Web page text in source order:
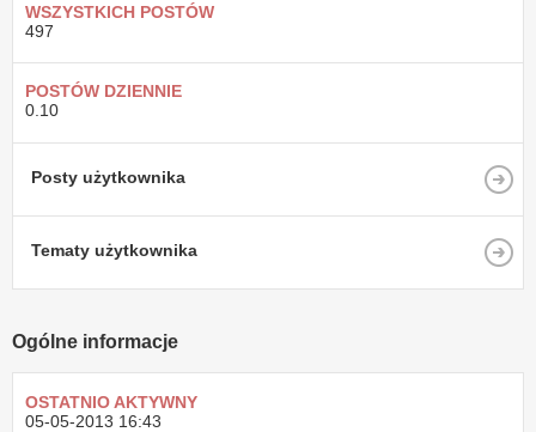
WSZYSTKICH POSTÓW
497
POSTÓW DZIENNIE
0.10
Posty użytkownika
Tematy użytkownika
Ogólne informacje
OSTATNIO AKTYWNY
05-05-2013 16:43